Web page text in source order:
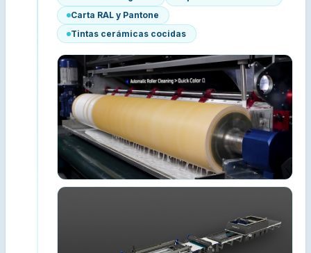
Carta RAL y Pantone
Tintas cerámicas cocidas